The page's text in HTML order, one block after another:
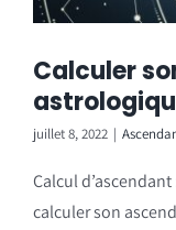
Calculer
juillet 8, 2022 |
Calcul
calculer son